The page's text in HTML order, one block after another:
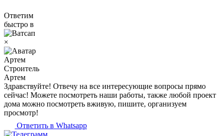
Ответим
быстро в
×
Артем
Строитель
Артем
Здравствуйте! Отвечу на все интересующие вопросы прямо
сейчас! Можете посмотреть наши работы, также любой проект
дома можно посмотреть вживую, пишите, организуем
просмотр!
Ответить в Whatsapp